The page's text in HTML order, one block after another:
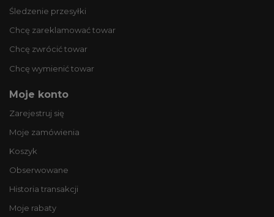
Śledzenie przesyłki
Chcę zareklamować towar
Chcę zwrócić towar
Chcę wymienić towar
Moje konto
Zarejestruj się
Moje zamówienia
Koszyk
Obserwowane
Historia transakcji
Moje rabaty